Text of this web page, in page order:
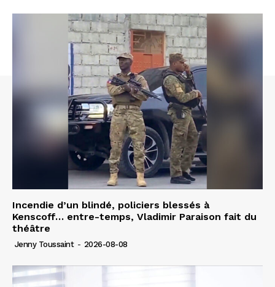
Incendie d’un blindé, policiers blessés à
Kenscoff… entre-temps, Vladimir Paraison fait du
théâtre
Jenny Toussaint - 2026-08-08